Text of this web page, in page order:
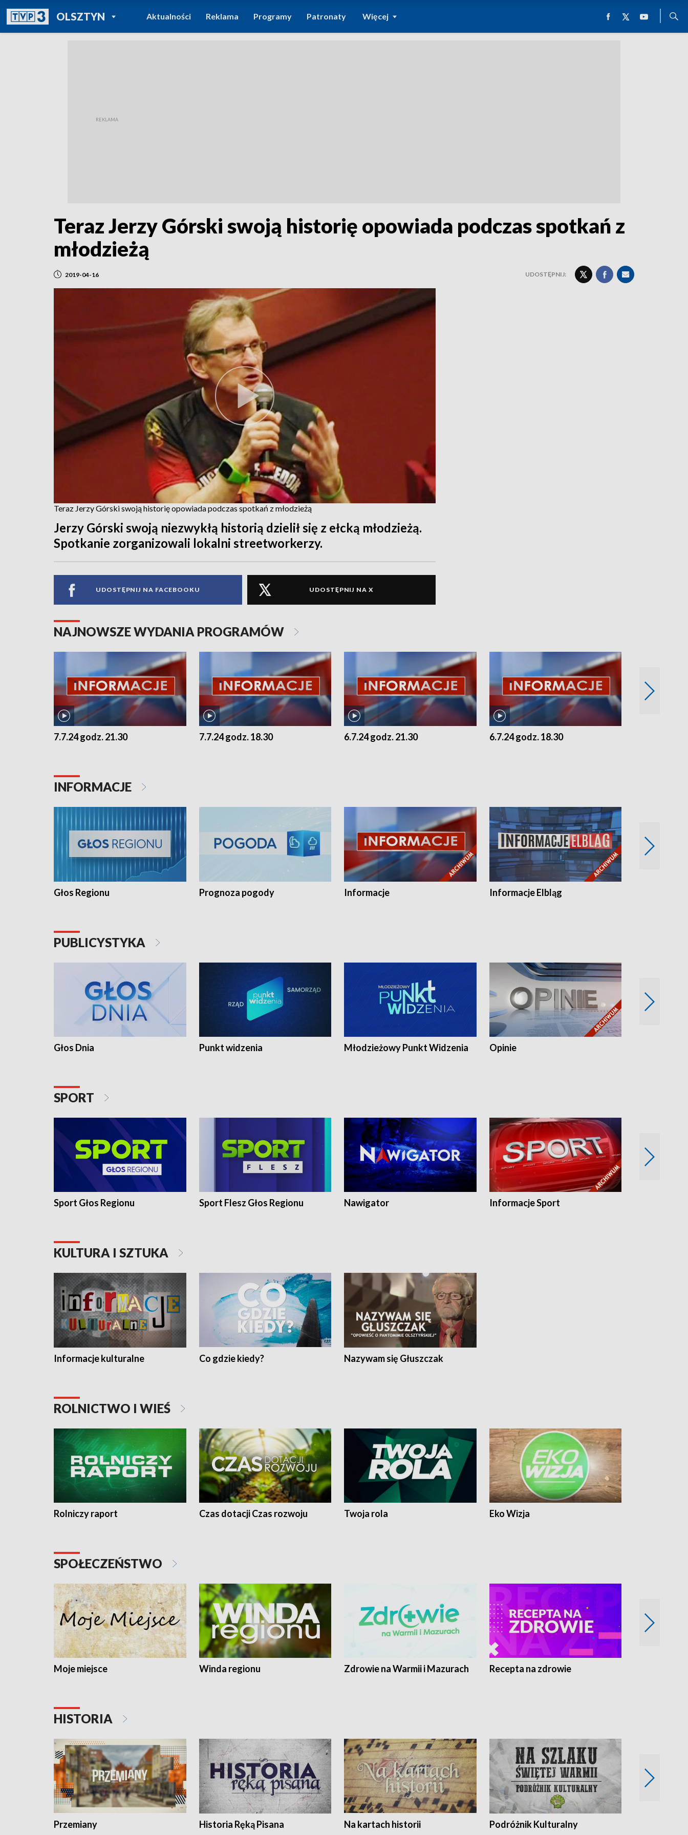
OLSZTYNPOWRÓT DO
TVP REGIONY
Aktualności Reklama Programy Patronaty Więcej
Teraz Jerzy Górski swoją historię opowiada podczas spotkań z
młodzieżą
2019-04-16 UDOSTĘPNIJ:
Teraz Jerzy Górski swoją historię opowiada podczas spotkań z młodzieżą
Jerzy Górski swoją niezwykłą historią dzielił się z ełcką młodzieżą.
Spotkanie zorganizowali lokalni streetworkerzy.
UDOSTĘPNIJ NA FACEBOOKU UDOSTĘPNIJ NA X
NAJNOWSZE WYDANIA PROGRAMÓW
7.7.24 godz. 21.30 7.7.24 godz. 18.30 6.7.24 godz. 21.30 6.7.24 godz. 18.30
INFORMACJE
Głos Regionu Prognoza pogody Informacje Informacje Elbląg
PUBLICYSTYKA
Głos Dnia Punkt widzenia Młodzieżowy Punkt Widzenia Opinie
SPORT
Sport Głos Regionu Sport Flesz Głos Regionu Nawigator Informacje Sport
KULTURA I SZTUKA
Informacje kulturalne Co gdzie kiedy? Nazywam się Głuszczak
ROLNICTWO I WIEŚ
Rolniczy raport Czas dotacji Czas rozwoju Twoja rola Eko Wizja
SPOŁECZEŃSTWO
Moje miejsce Winda regionu Zdrowie na Warmii i Mazurach Recepta na zdrowie
HISTORIA
Przemiany Historia Ręką Pisana Na kartach historii Podróżnik Kulturalny